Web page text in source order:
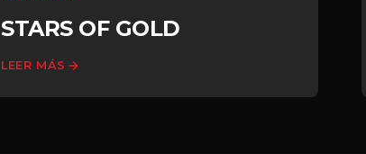
STARS OF GOLD
LEER MÁS